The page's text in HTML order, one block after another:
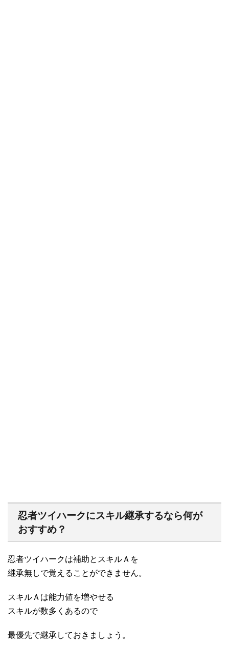
忍者ツイハークにスキル継承するなら何が
おすすめ？
忍者ツイハークは補助とスキルＡを
継承無しで覚えることができません。
スキルＡは能力値を増やせる
スキルが数多くあるので
最優先で継承しておきましょう。